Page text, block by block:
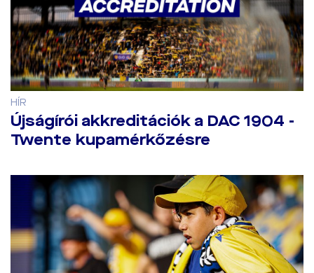
HÍR
Újságírói akkreditációk a DAC 1904 -
Twente kupamérkőzésre